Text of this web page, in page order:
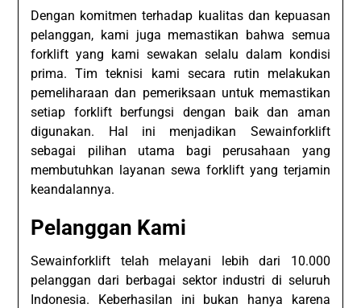
Dengan komitmen terhadap kualitas dan kepuasan
pelanggan, kami juga memastikan bahwa semua
forklift yang kami sewakan selalu dalam kondisi
prima. Tim teknisi kami secara rutin melakukan
pemeliharaan dan pemeriksaan untuk memastikan
setiap forklift berfungsi dengan baik dan aman
digunakan. Hal ini menjadikan Sewainforklift
sebagai pilihan utama bagi perusahaan yang
membutuhkan layanan sewa forklift yang terjamin
keandalannya.
Pelanggan Kami
Sewainforklift telah melayani lebih dari 10.000
pelanggan dari berbagai sektor industri di seluruh
Indonesia. Keberhasilan ini bukan hanya karena